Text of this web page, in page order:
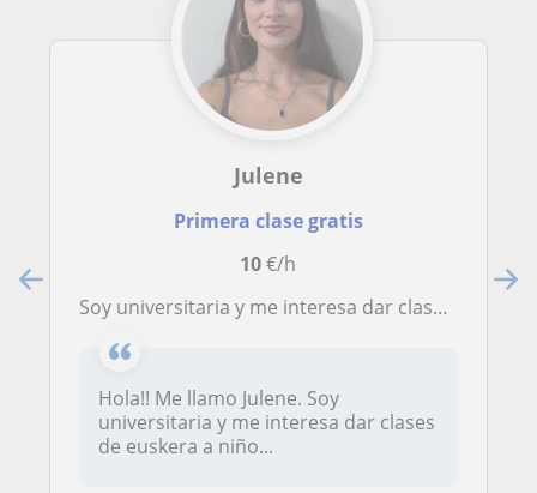
Julene
Primera clase gratis
10€/h
soy universitaria y me interesa dar clases de euskera a niños de primaria y la ESO
Hola!! Me llamo Julene. Soy
universitaria y me interesa dar clases
de euskera a niño...